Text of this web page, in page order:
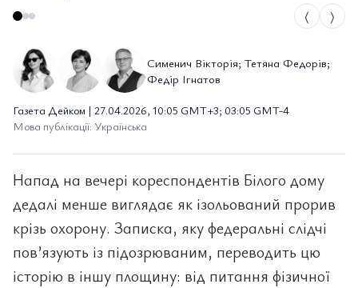
⟨ ⟩
Сименич Вікторія; Тетяна Федорів;
Федір Ігнатов
Газета Дейком | 27.04.2026, 10:05 GMT+3; 03:05 GMT-4
Мова публікації: Українська
Напад на вечері кореспондентів Білого дому
дедалі менше виглядає як ізольований прорив
крізь охорону. Записка, яку федеральні слідчі
пов’язують із підозрюваним, переводить цю
історію в іншу площину: від питання фізичної